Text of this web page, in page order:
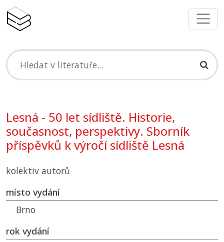
Lesná - 50 let sídliště. Historie,
současnost, perspektivy. Sborník
příspěvků k výročí sídliště Lesná
kolektiv autorů
místo vydání
Brno
rok vydání